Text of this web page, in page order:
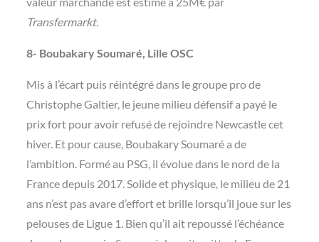
Transfermarkt.
8- Boubakary Soumaré, Lille OSC
Mis à l’écart puis réintégré dans le groupe pro de
Christophe Galtier, le jeune milieu défensif a payé le
prix fort pour avoir refusé de rejoindre Newcastle cet
hiver. Et pour cause, Boubakary Soumaré a de
l’ambition. Formé au PSG, il évolue dans le nord de la
France depuis 2017. Solide et physique, le milieu de 21
ans n’est pas avare d’effort et brille lorsqu’il joue sur les
pelouses de Ligue 1. Bien qu’il ait repoussé l’échéance